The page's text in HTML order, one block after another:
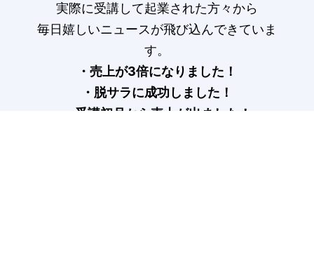
実際に受講して起業された方々から
毎日嬉しいニュースが飛び込んできていま
す。
・売上が3倍になりました！
・脱サラに成功しました！
・受講初月から売上が出ました！